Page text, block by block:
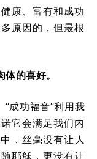
康、富有和成功
原因的，但最根
的喜好。
“成功福音”利用我
它会满足我们内
，丝毫没有让人
耶稣，更没有让